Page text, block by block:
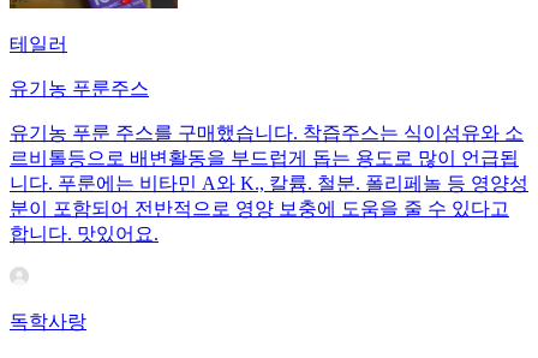
테일러
유기농 푸룬주스
유기농 푸룬 주스를 구매했습니다. 착즙주스는 식이섬유와 소
르비톨등으로 배변활동을 부드럽게 돕는 용도로 많이 언급됩
니다. 푸룬에는 비타민 A와 K., 칼륨. 철분. 폴리페놀 등 영양성
분이 포함되어 전반적으로 영양 보충에 도움을 줄 수 있다고
합니다. 맛있어요.
독학사랑